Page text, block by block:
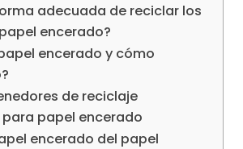
adecuada de reciclar los
encerado?
encerado y cómo
de reciclaje
papel encerado
encerado del papel